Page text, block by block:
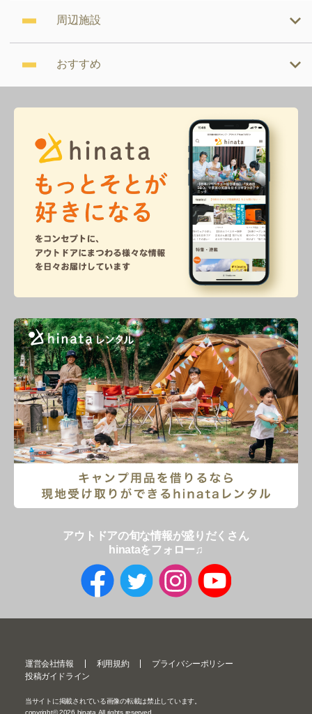
周辺施設
おすすめ
アウトドアの旬な情報が盛りだくさん
hinataをフォロー♫
運営会社情報 利用規約
プライバシーポリシー
投稿ガイドライン
当サイトに掲載されている画像の転載は禁止しています。
copyright©2026 hinata All rights reserved.